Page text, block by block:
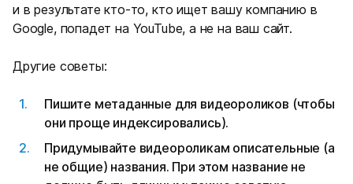
и в результате кто-то, кто ищет вашу компанию в
Google, попадет на YouTube, а не на ваш сайт.
Другие советы:
Пишите метаданные для видеороликов (чтобы
они проще индексировались).
Придумывайте видеороликам описательные (а
не общие) названия. При этом название не